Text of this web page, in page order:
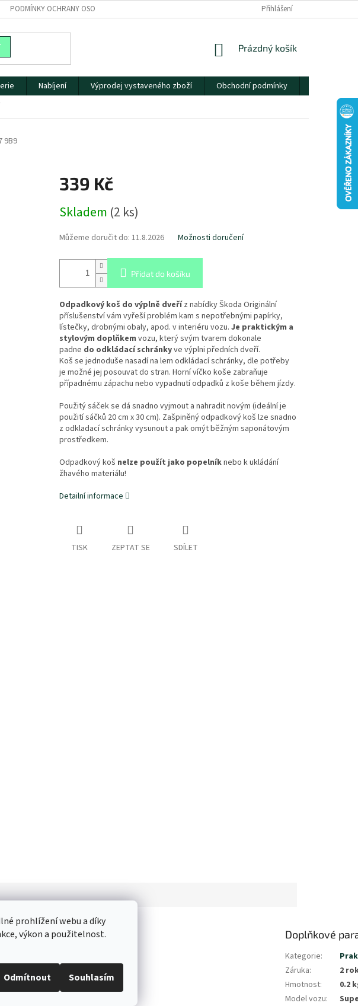
prohlížení webu a díky
výkon a použitelnost.
Odmítnout Souhlasím
PODMÍNKY OCHRANY OSOBNÍCH ÚDAJŮ Přihlášení
NÁKUPNÍ
Prázdný košík
Nabíjení Výprodej vystaveného zboží Obchodní podmínky
9B9
339 Kč
cena:
Skladem (2 ks)
Můžeme doručit do: 11.8.2026 Možnosti doručení
Přidat do košíku
Odpadkový koš do výplně dveří z nabídky Škoda Originální
příslušenství vám vyřeší problém kam s nepotřebnými papírky,
lístečky, drobnými obaly, apod. v interiéru vozu. Je praktickým a
stylovým doplňkem vozu, který svým tvarem dokonale
padne do odkládací schránkyve výplni předních dveří.
Koš se jednoduše nasadí na lem odkládací schránky, dle potřeby
je možné jej posouvat do stran. Horní víčko koše zabraňuje
případnému zápachu nebo vypadnutí odpadků z koše během jízdy.
Použitý sáček se dá snadno vyjmout a nahradit novým (ideální je
použití sáčků 20 cm x 30 cm). Zašpiněný odpadkový koš lze snadno
z odkladací schránky vysunout a pak omýt běžným saponátovým
prostředkem.
Odpadkový koš nelze použít jako popelníknebo k ukládání
žhavého materiálu!
Detailní informace
TISK ZEPTAT SE SDÍLET
Doplňkové
Kategorie:
Záruka:
2
Hmotnost:
0.2
Model vozu: